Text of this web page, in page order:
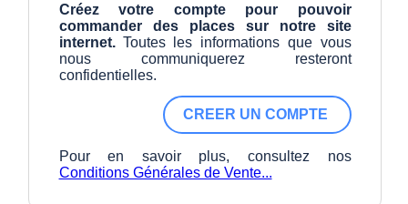
Créez votre compte pour pouvoir
commander des places sur notre site
internet. Toutes les informations que vous
nous communiquerez resteront
confidentielles.
Pour en savoir plus, consultez nos
Conditions Générales de Vente...